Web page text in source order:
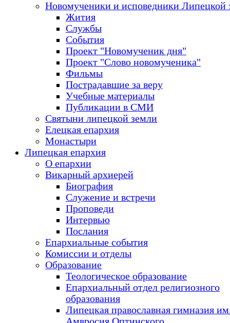
Новомученики и исповедники Липецкой
Жития
Службы
События
Проект "Новомученик дня"
Проект "Слово новомученика"
Фильмы
Пострадавшие за веру
Учебные материалы
Публикации в СМИ
Святыни липецкой земли
Елецкая епархия
Монастыри
Липецкая епархия
О епархии
Викарный архиерей
Биография
Служение и встречи
Проповеди
Интервью
Послания
Епархиальные события
Комиссии и отделы
Образование
Теологическое образование
Епархиальный отдел религиозного
образования
Липецкая православная гимназия